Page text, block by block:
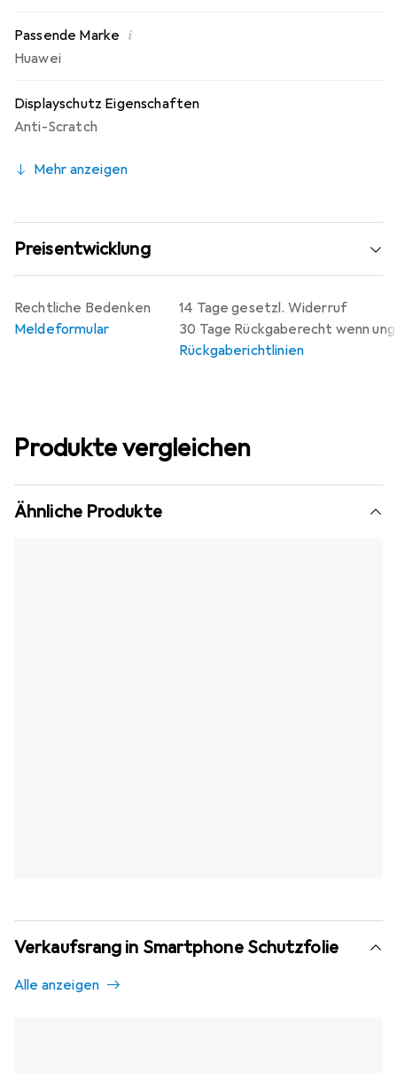
Passende Marke i
Huawei
Displayschutz Eigenschaften
Anti-Scratch
Mehr anzeigen
Preisentwicklung
14 Tage gesetzl. Widerruf
30 Tage Rückgaberecht wenn
Rückgaberichtlinien
Rechtliche Bedenken
Meldeformular
Produkte vergleichen
Ähnliche Produkte
Verkaufsrang in Smartphone Schutzfolie
Alle anzeigen